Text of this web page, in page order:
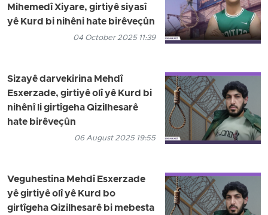
Mihemedî Xiyare, girtiyê siyasî
yê Kurd bi nihêni hate birêveçûn
04 October 2025 11:39
Sizayê darvekirina Mehdî
Esxerzade, girtiyê olî yê Kurd bi
nihênî li girtîgeha Qizilhesarê
hate birêveçûn
06 August 2025 19:55
Veguhestina Mehdî Esxerzade
yê girtiyê olî yê Kurd bo
girtîgeha Qizilhesarê bi mebesta